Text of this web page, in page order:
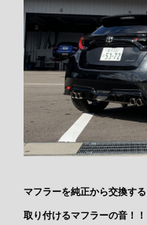
マフラーを純正から交換す
取り付けるマフラーの音！！